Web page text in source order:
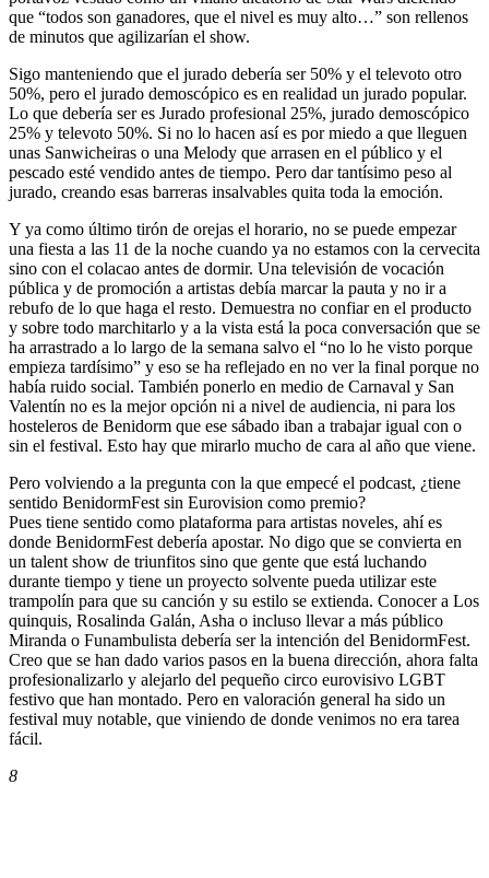
que “todos son ganadores, que el nivel es muy alto…” son rellenos
de minutos que agilizarían el show.
Sigo manteniendo que el jurado debería ser 50% y el televoto otro
50%, pero el jurado demoscópico es en realidad un jurado popular.
Lo que debería ser es Jurado profesional 25%, jurado demoscópico
25% y televoto 50%. Si no lo hacen así es por miedo a que lleguen
unas Sanwicheiras o una Melody que arrasen en el público y el
pescado esté vendido antes de tiempo. Pero dar tantísimo peso al
jurado, creando esas barreras insalvables quita toda la emoción.
Y ya como último tirón de orejas el horario, no se puede empezar
una fiesta a las 11 de la noche cuando ya no estamos con la cervecita
sino con el colacao antes de dormir. Una televisión de vocación
pública y de promoción a artistas debía marcar la pauta y no ir a
rebufo de lo que haga el resto. Demuestra no confiar en el producto
y sobre todo marchitarlo y a la vista está la poca conversación que se
ha arrastrado a lo largo de la semana salvo el “no lo he visto porque
empieza tardísimo” y eso se ha reflejado en no ver la final porque no
había ruido social. También ponerlo en medio de Carnaval y San
Valentín no es la mejor opción ni a nivel de audiencia, ni para los
hosteleros de Benidorm que ese sábado iban a trabajar igual con o
sin el festival. Esto hay que mirarlo mucho de cara al año que viene.
Pero volviendo a la pregunta con la que empecé el podcast, ¿tiene
sentido BenidormFest sin Eurovision como premio?
Pues tiene sentido como plataforma para artistas noveles, ahí es
donde BenidormFest debería apostar. No digo que se convierta en
un talent show de triunfitos sino que gente que está luchando
durante tiempo y tiene un proyecto solvente pueda utilizar este
trampolín para que su canción y su estilo se extienda. Conocer a Los
quinquis, Rosalinda Galán, Asha o incluso llevar a más público
Miranda o Funambulista debería ser la intención del BenidormFest.
Creo que se han dado varios pasos en la buena dirección, ahora falta
profesionalizarlo y alejarlo del pequeño circo eurovisivo LGBT
festivo que han montado. Pero en valoración general ha sido un
festival muy notable, que viniendo de donde venimos no era tarea
fácil.
8